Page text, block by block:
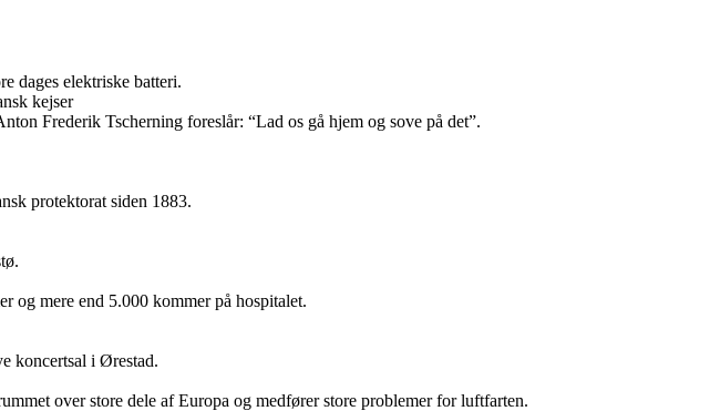
dages elektriske batteri.
kejser
Frederik Tscherning foreslår: “Lad os gå hjem og sove på det”.
protektorat siden 1883.
og mere end 5.000 kommer på hospitalet.
koncertsal i Ørestad.
over store dele af Europa og medfører store problemer for luftfarten.